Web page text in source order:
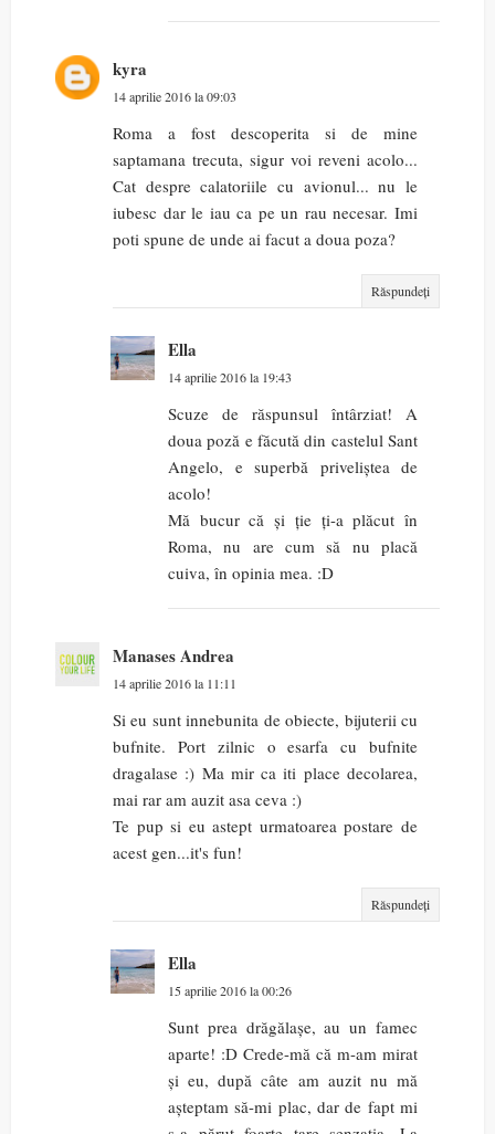
kyra
14 aprilie 2016 la 09:03
Roma a fost descoperita si de mine
saptamana trecuta, sigur voi reveni acolo...
Cat despre calatoriile cu avionul... nu le
iubesc dar le iau ca pe un rau necesar. Imi
poti spune de unde ai facut a doua poza?
Răspundeți
Ella
14 aprilie 2016 la 19:43
Scuze de răspunsul întârziat! A
doua poză e făcută din castelul Sant
Angelo, e superbă priveliștea de
acolo!
Mă bucur că și ție ți-a plăcut în
Roma, nu are cum să nu placă
cuiva, în opinia mea. :D
Manases Andrea
14 aprilie 2016 la 11:11
Si eu sunt innebunita de obiecte, bijuterii cu
bufnite. Port zilnic o esarfa cu bufnite
dragalase :) Ma mir ca iti place decolarea,
mai rar am auzit asa ceva :)
Te pup si eu astept urmatoarea postare de
acest gen...it's fun!
Răspundeți
Ella
15 aprilie 2016 la 00:26
Sunt prea drăgălașe, au un famec
aparte! :D Crede-mă că m-am mirat
și eu, după câte am auzit nu mă
așteptam să-mi plac, dar de fapt mi